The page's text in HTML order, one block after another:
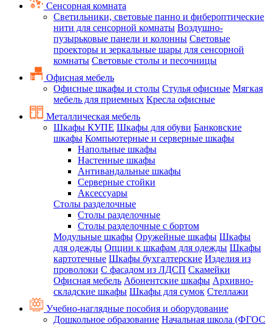
Сенсорная комната
Светильники, световые панно и фибероптические
нити для сенсорной комнаты Воздушно-
пузырьковые панели и колонны Световые
проекторы и зеркальные шары для сенсорной
комнаты Световые столы и песочницы
Офисная мебель
Офисные шкафы и столы Стулья офисные Мягкая
мебель для приемных Кресла офисные
Металлическая мебель
Шкафы КУПЕ Шкафы для обуви Банковские
шкафы Компьютерные и серверные шкафы
Напольные шкафы
Настенные шкафы
Антивандальные шкафы
Серверные стойки
Аксессуары
Столы разделочные
Столы разделочные
Столы разделочные с бортом
Модульные шкафы Оружейные шкафы Шкафы
для одежды Опции к шкафам для одежды Шкафы
картотечные Шкафы бухгалтерские Изделия из
проволоки С фасадом из ЛДСП Скамейки
Офисная мебель Абонентские шкафы Архивно-
складские шкафы Шкафы для сумок Стеллажи
Учебно-наглядные пособия и оборудование
Дошкольное образование Начальная школа (ФГОС